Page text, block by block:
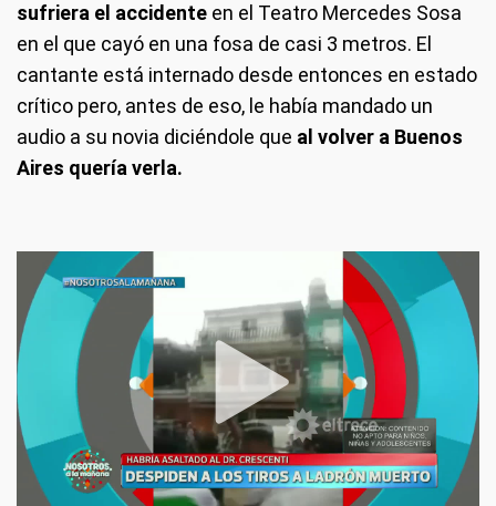
sufriera el accidente en el Teatro Mercedes Sosa
en el que cayó en una fosa de casi 3 metros. El
cantante está internado desde entonces en estado
crítico pero, antes de eso, le había mandado un
audio a su novia diciéndole que al volver a Buenos
Aires quería verla.